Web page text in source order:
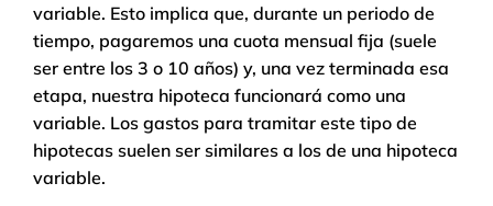
variable. Esto implica que, durante un periodo de
tiempo, pagaremos una cuota mensual fija (suele
ser entre los 3 o 10 años) y, una vez terminada esa
etapa, nuestra hipoteca funcionará como una
variable. Los gastos para tramitar este tipo de
hipotecas suelen ser similares a los de una hipoteca
variable.